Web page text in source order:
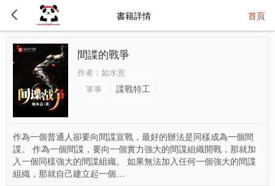
書籍詳情 首頁
間諜的戰爭
作者： 如水意
軍事
諜戰特工
作為一個普通人卻要向間諜宣戰，最好的辦法是同樣成為一個間
諜。 作為一個間諜，要向一個實力強大的間諜組織開戰，那就加
入一個同樣強大的間諜組織。 如果無法加入任何一個強大的間諜
組織，那就自己建立起一個…